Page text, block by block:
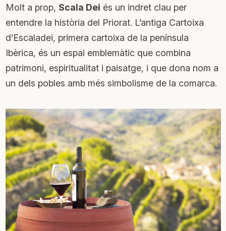
Molt a prop, Scala Dei és un indret clau per
entendre la història del Priorat. L’antiga Cartoixa
d’Escaladei, primera cartoixa de la península
Ibèrica, és un espai emblemàtic que combina
patrimoni, espiritualitat i paisatge, i que dona nom a
un dels pobles amb més simbolisme de la comarca.